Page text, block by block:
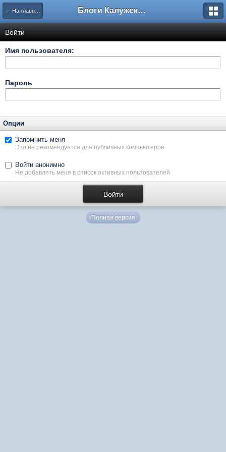
← На главную Блоги Калужского перекрестка
Войти
Имя пользователя:
Пароль
Опции
Запомнить меня
Это не рекомендуется для публичных компьютеров
Войти анонимно
Не добавлять меня в список активных пользователей
Полная версия